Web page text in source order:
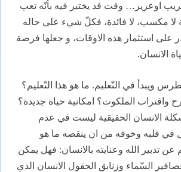
اوعزيز… وقت قد يختبر فيه بأنّه تعب
لا مكسب، لا فائدة، فكلّ شيء على حاله
على استثمار هذه الاوقات، و جعلها فرصة
الانسان.
ويبدأ في التّعليم. ما هو هذا التّعليم؟
واقتراب الملكوت؟ امكانية حياة جديدة؟
الانسان الحقيقية ليست في عدم
في قلبه وخوفه من ان ينقصه ما هو
عن تدبير الله وعنايته بالانسان: فهل يمكن
السّماء وزنابق الحقول الانسان الذي